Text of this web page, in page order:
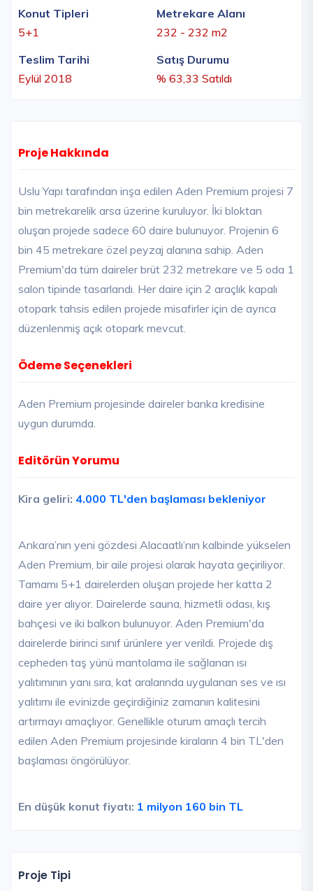
Konut Tipleri
5+1
Metrekare Alanı
232 - 232 m2
Teslim Tarihi
Eylül 2018
Satış Durumu
% 63,33 Satıldı
Proje Hakkında
Uslu Yapı tarafından inşa edilen Aden Premium projesi 7
bin metrekarelik arsa üzerine kuruluyor. İki bloktan
oluşan projede sadece 60 daire bulunuyor. Projenin 6
bin 45 metrekare özel peyzaj alanına sahip. Aden
Premium'da tüm daireler brüt 232 metrekare ve 5 oda 1
salon tipinde tasarlandı. Her daire için 2 araçlık kapalı
otopark tahsis edilen projede misafirler için de ayrıca
düzenlenmiş açık otopark mevcut.
Ödeme Seçenekleri
Aden Premium projesinde daireler banka kredisine
uygun durumda.
Editörün Yorumu
Kira geliri: 4.000 TL'den başlaması bekleniyor
Ankara’nın yeni gözdesi Alacaatlı’nın kalbinde yükselen
Aden Premium, bir aile projesi olarak hayata geçiriliyor.
Tamamı 5+1 dairelerden oluşan projede her katta 2
daire yer alıyor. Dairelerde sauna, hizmetli odası, kış
bahçesi ve iki balkon bulunuyor. Aden Premium'da
dairelerde birinci sınıf ürünlere yer verildi. Projede dış
cepheden taş yünü mantolama ile sağlanan ısı
yalıtımının yanı sıra, kat aralarında uygulanan ses ve ısı
yalıtımı ile evinizde geçirdiğiniz zamanın kalitesini
artırmayı amaçlıyor. Genellikle oturum amaçlı tercih
edilen Aden Premium projesinde kiraların 4 bin TL'den
başlaması öngörülüyor.
En düşük konut fiyatı: 1 milyon 160 bin TL
Proje Tipi